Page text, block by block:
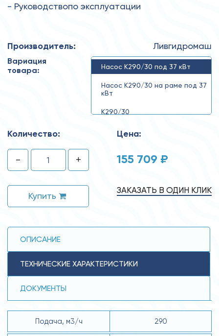
- Руководствопо эксплуатации
Производитель: Ливгидромаш
Вариация
товара:
Насос К290/30 под 37 кВт
Насос К290/30 на раме под 37
кВт
К290/30
Количество:
- +
Купить
Цена:
155 709 ₽
ЗАКАЗАТЬ В ОДИН КЛИК
ОПИСАНИЕ
ТЕХНИЧЕСКИЕ ХАРАКТЕРИСТИКИ
ДОКУМЕНТЫ
Подача, м3/ч 290